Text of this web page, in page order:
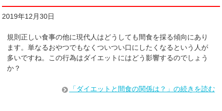
2019年12月30日
規則正しい食事の他に現代人はどうしても間食を採る傾向にあり
ます。単なるおやつでもなくついつい口にしたくなるという人が
多いですね。この行為はダイエットにはどう影響するのでしょう
か？
「ダイエットと間食の関係は？」の続きを読む